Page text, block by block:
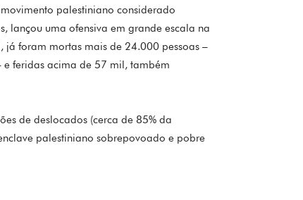
palestiniano considerado
lançou uma ofensiva em grande escala na
foram mortas mais de 24.000 pessoas –
e feridas acima de 57 mil, também
de deslocados (cerca de 85% da
palestiniano sobrepovoado e pobre